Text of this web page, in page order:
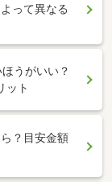
って異なる
うがいい？
ット
？目安金額